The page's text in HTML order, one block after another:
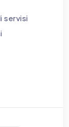
servisi